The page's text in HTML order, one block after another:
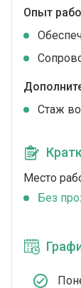
Опыт
Стаж
Место
Без